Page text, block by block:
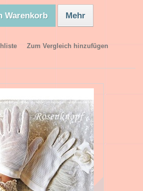
Warenkorb Mehr
Zum Vergleich hinzufügen